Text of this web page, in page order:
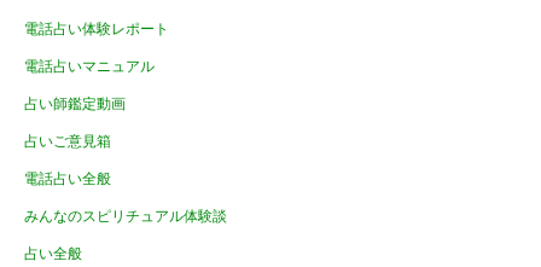
電話占い体験レポート
電話占いマニュアル
占い師鑑定動画
占いご意見箱
電話占い全般
みんなのスピリチュアル体験談
占い全般